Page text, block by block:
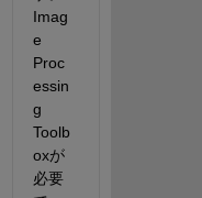
Imag
e
Proc
essin
g
Toolb
oxが
必要